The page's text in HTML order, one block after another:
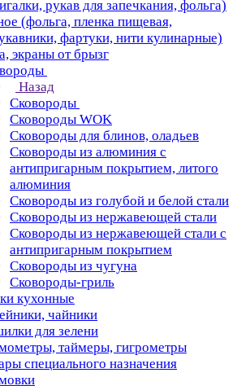
рукав для запечкания, фольга)
(фольга, пленка пищевая,
фартуки, нити кулинарные)
экраны от брызг
Назад
Сковороды
Сковороды WOK
Сковороды для блинов, оладьев
Сковороды из алюминия с
антипригарным покрытием, литого
алюминия
Сковороды из голубой и белой стали
Сковороды из нержавеющей стали
Сковороды из нержавеющей стали с
антипригарным покрытием
Сковороды из чугуна
Сковороды-гриль
кухонные
чайники
для зелени
таймеры, гигрометры
специального назначения